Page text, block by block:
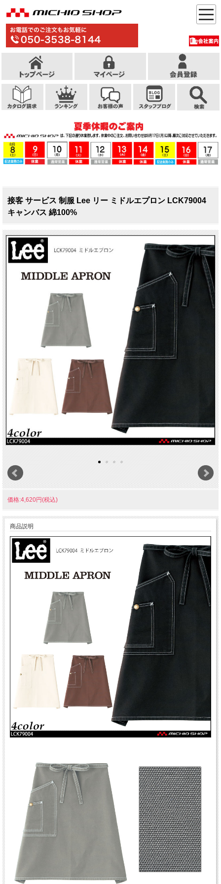
接客 サービス 制服 Lee リー ミドルエプロン LCK79004
キャンバス 綿100%
価格:4,620円(税込)
商品説明